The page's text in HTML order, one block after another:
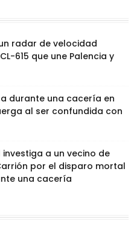
radar de velocidad
615 que une Palencia y
durante una cacería en
al ser confundida con
investiga a un vecino de
por el disparo mortal
una cacería